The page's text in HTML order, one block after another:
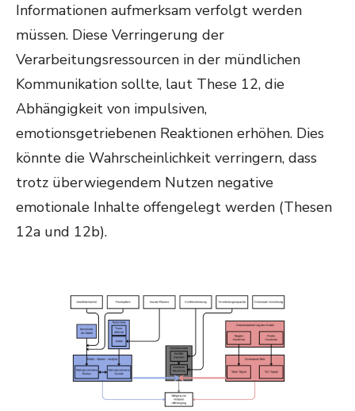
Informationen aufmerksam verfolgt werden
müssen. Diese Verringerung der
Verarbeitungsressourcen in der mündlichen
Kommunikation sollte, laut These 12, die
Abhängigkeit von impulsiven,
emotionsgetriebenen Reaktionen erhöhen. Dies
könnte die Wahrscheinlichkeit verringern, dass
trotz überwiegendem Nutzen negative
emotionale Inhalte offengelegt werden (Thesen
12a und 12b).